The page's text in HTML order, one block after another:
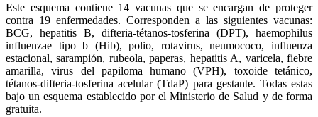
Este esquema contiene 14 vacunas que se encargan de proteger
contra 19 enfermedades. Corresponden a las siguientes vacunas:
BCG, hepatitis B, difteria-tétanos-tosferina (DPT), haemophilus
influenzae tipo b (Hib), polio, rotavirus, neumococo, influenza
estacional, sarampión, rubeola, paperas, hepatitis A, varicela, fiebre
amarilla, virus del papiloma humano (VPH), toxoide tetánico,
tétanos-difteria-tosferina acelular (TdaP) para gestante. Todas estas
bajo un esquema establecido por el Ministerio de Salud y de forma
gratuita.